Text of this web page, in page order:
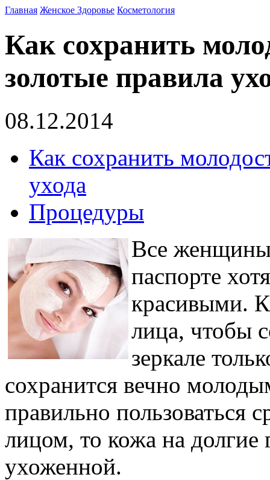
Главная Женское Здоровье Косметология
Как сохранить
золотые правила
08.12.2014
Как сохранить
ухода
Процедуры
Все женщины
паспорте
красивыми.
лица, чтобы
зеркале
сохранится вечно
правильно пользоваться
лицом, то кожа на долгие
ухоженной.